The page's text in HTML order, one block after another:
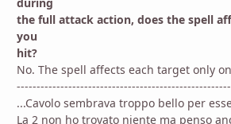
the full attack action, does the spell
you
hit?
No. The spell affects each target only
...Cavolo sembrava troppo bello per
La 2 non ho trovato niente ma penso